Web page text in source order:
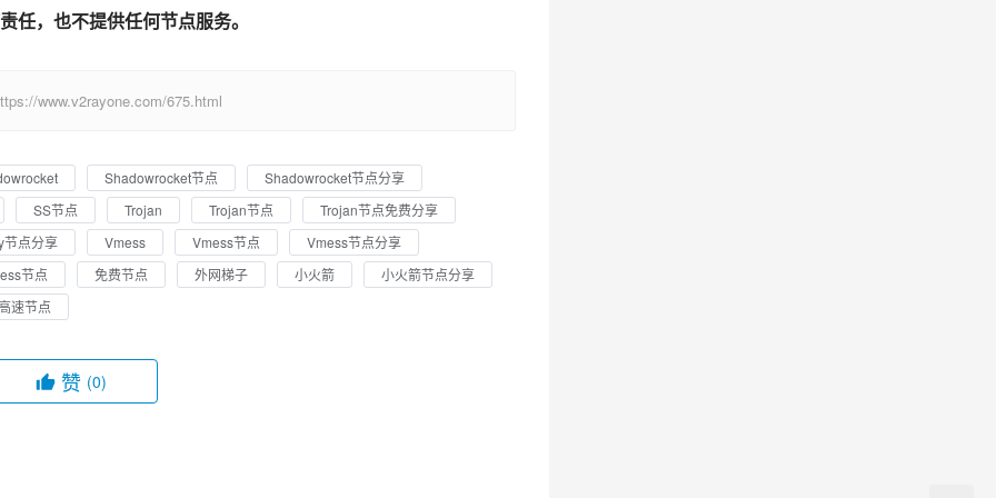
任，也不提供任何节点服务。
www.v2rayone.com/675.html
Shadowrocket节点
Shadowrocket节点分享
SS节点 Trojan Trojan节点
Trojan节点免费分享
节点分享 Vmess Vmess节点
Vmess节点分享
节点 免费节点 外网梯子 小火箭
小火箭节点分享
速节点
赞 (0)